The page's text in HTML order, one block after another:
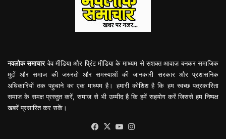
नवलोक समाचारवेव मीडिया और प्रिंट मीडिया के माध्यम से सशक्त आवाज़ बनकर समाजिक
मुद्दों और समाज की जरुरतो और समस्याओं की जानकारी सरकार और प्रशासनिक
अधिकारियों तक पहुचाने का एक माध्यम है। हमारी कोशिश है कि हम स्वच्छ पत्रकारिता
समाज के समक्ष प्रस्तुत करें, समाज से भी उम्मीद है कि हमें सहयोग करें जिससे हम निष्पक्ष
खबरें प्रसारित कर सकें।
Facebook
X YouTube